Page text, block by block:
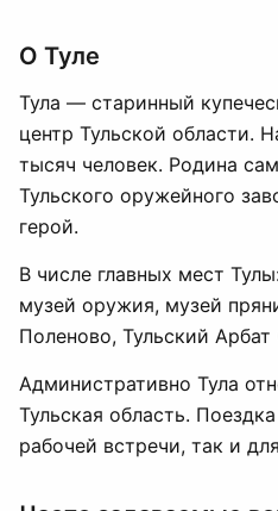
О Туле
Тула — старинный
центр Тульской области.
тысяч человек. Родина
Тульского оружейного
герой.
В числе главных мест
музей оружия, музей
Поленово, Тульский Арбат
Административно Тула
Тульская область.
рабочей встречи, так и